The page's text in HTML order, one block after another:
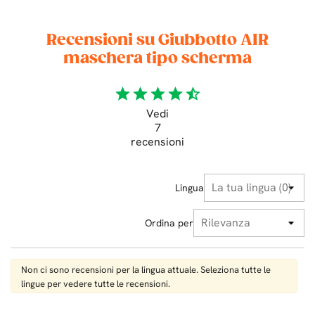
Recensioni su Giubbotto AIR
maschera tipo scherma
starstarstarstarstar_half
Vedi
7
recensioni
Lingua
Ordina per
Non ci sono recensioni per la lingua attuale. Seleziona tutte le
lingue per vedere tutte le recensioni.